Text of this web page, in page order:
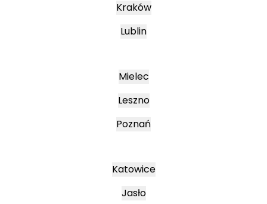
Kraków
Lublin
Mielec
Leszno
Poznań
Katowice
Jasło